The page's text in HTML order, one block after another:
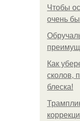
Чтобы
очень
Как
сколов,
блеска!